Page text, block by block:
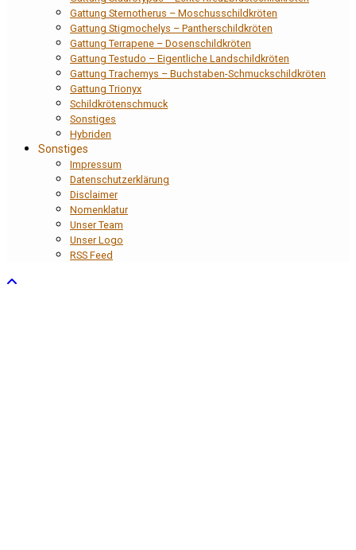
Gattung Sternotherus – Moschusschildkröten
Gattung Stigmochelys – Pantherschildkröten
Gattung Terrapene – Dosenschildkröten
Gattung Testudo – Eigentliche Landschildkröten
Gattung Trachemys – Buchstaben-Schmuckschildkröten
Gattung Trionyx
Schildkrötenschmuck
Sonstiges
Hybriden
Sonstiges
Impressum
Datenschutzerklärung
Disclaimer
Nomenklatur
Unser Team
Unser Logo
RSS Feed